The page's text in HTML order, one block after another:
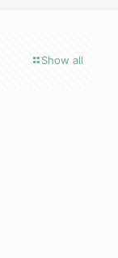
Show all